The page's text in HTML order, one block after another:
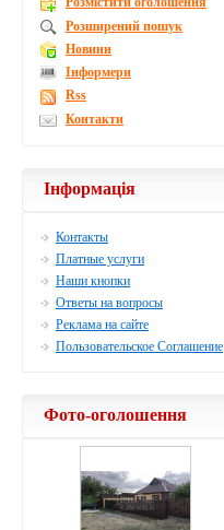
Розширений пошук
Новини
Інформери
Rss
Контакти
Інформація
Контакты
Платные услуги
Наши кнопки
Ответы на вопросы
Реклама на сайте
Пользовательское Соглашение
Фото-оголошення